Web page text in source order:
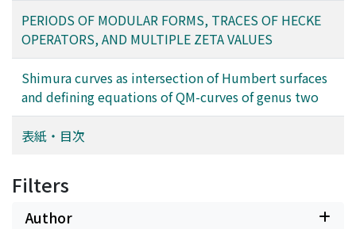
PERIODS OF MODULAR FORMS, TRACES OF HECKE
OPERATORS, AND MULTIPLE ZETA VALUES
Shimura curves as intersection of Humbert surfaces
and defining equations of QM-curves of genus two
表紙・目次
Filters
Author